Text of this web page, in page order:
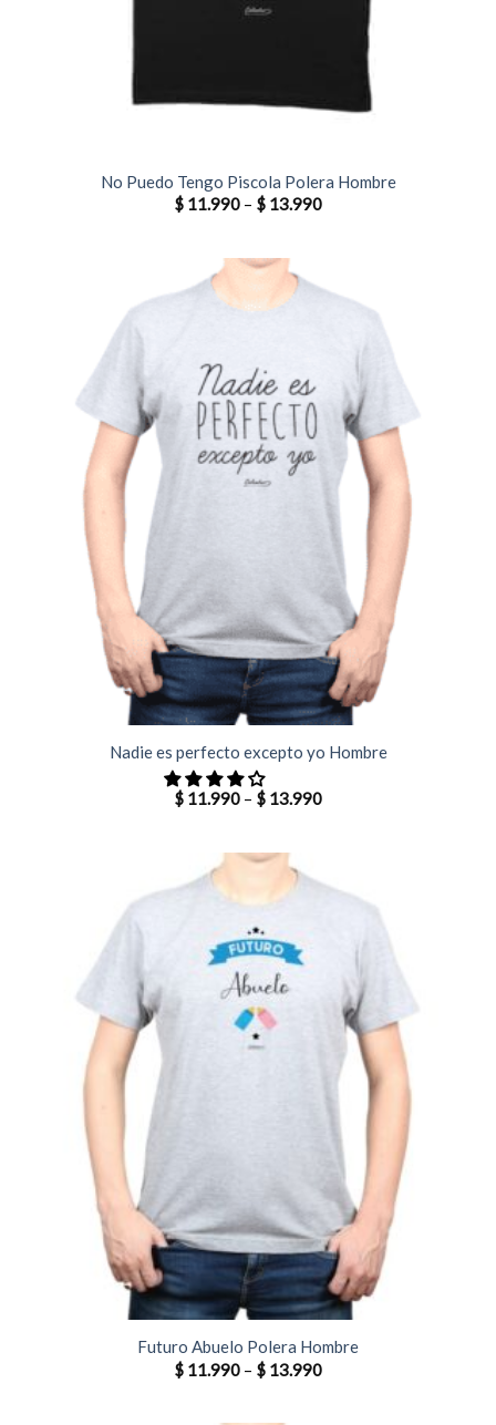
No Puedo Tengo Piscola Polera Hombre
$ 11.990 – $ 13.990
Nadie es perfecto excepto yo Hombre
$ 11.990 – $ 13.990
Futuro Abuelo Polera Hombre
$ 11.990 – $ 13.990